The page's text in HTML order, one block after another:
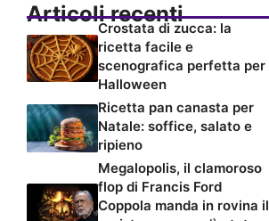
Articoli recenti
Crostata di zucca: la
ricetta facile e
scenografica perfetta per
Halloween
Ricetta pan canasta per
Natale: soffice, salato e
ripieno
Megalopolis, il clamoroso
flop di Francis Ford
Coppola manda in rovina il